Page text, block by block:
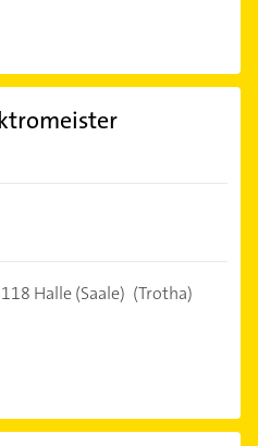
Halle (Saale) (Trotha)